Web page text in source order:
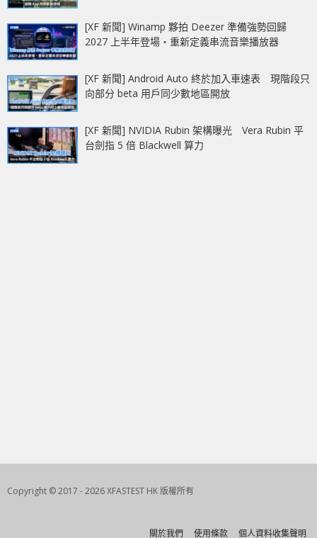
[XF 新聞] Winamp 夥拍 Deezer 準備強勢回歸
2027 上半年登場‧重新定義串流音樂播放器
[XF 新聞] Android Auto 終於加入車速表 現階段只
向部分 beta 用戶同少數地區開放
[XF 新聞] NVIDIA Rubin 架構曝光 Vera Rubin 平
台劍指 5 倍 Blackwell 算力
Copyright © 2017 - 2026 XFASTEST HK 版權所有
關於我們 使用條款 個人資料收集聲明